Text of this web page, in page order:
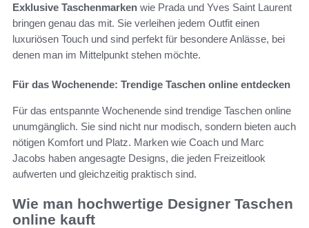
Exklusive Taschenmarken wie Prada und Yves Saint Laurent
bringen genau das mit. Sie verleihen jedem Outfit einen
luxuriösen Touch und sind perfekt für besondere Anlässe, bei
denen man im Mittelpunkt stehen möchte.
Für das Wochenende: Trendige Taschen online entdecken
Für das entspannte Wochenende sind trendige Taschen online
unumgänglich. Sie sind nicht nur modisch, sondern bieten auch
nötigen Komfort und Platz. Marken wie Coach und Marc
Jacobs haben angesagte Designs, die jeden Freizeitlook
aufwerten und gleichzeitig praktisch sind.
Wie man hochwertige Designer Taschen
online kauft